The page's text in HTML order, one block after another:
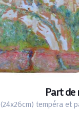
Part de
(24x26cm) tempéra et